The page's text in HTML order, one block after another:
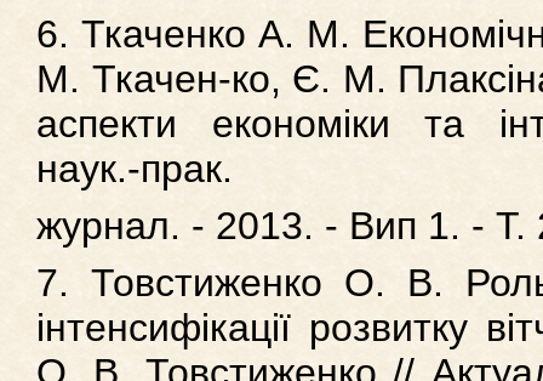
6. Ткаченко А. М.
М. Ткачен-ко, Є. М.
аспекти економіки та
наук.-прак.
журнал. - 2013. - Вип 1. -
7. Товстиженко О. В. Роль
інтенсифікації розвитку